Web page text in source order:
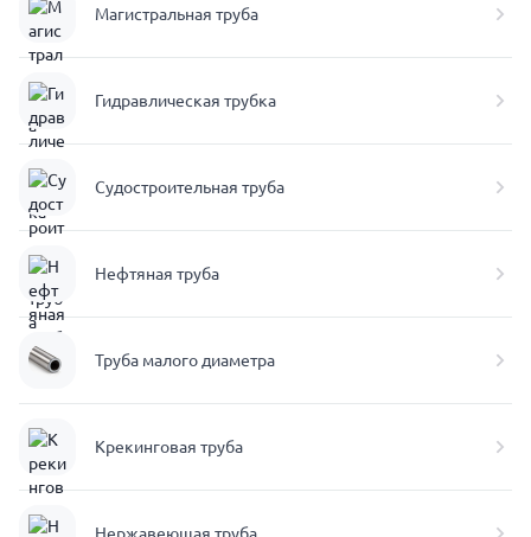
Магистральная труба
Гидравлическая трубка
Судостроительная труба
Нефтяная труба
Труба малого диаметра
Крекинговая труба